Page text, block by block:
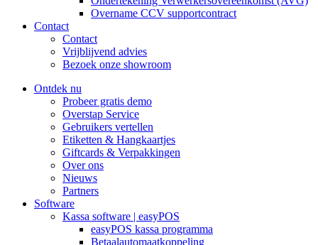
Overname CCV supportcontract
Contact
Contact
Vrijblijvend advies
Bezoek onze showroom
Ontdek nu
Probeer gratis demo
Overstap Service
Gebruikers vertellen
Etiketten & Hangkaartjes
Giftcards & Verpakkingen
Over ons
Nieuws
Partners
Software
Kassa software | easyPOS
easyPOS kassa programma
Betaalautomaatkoppeling